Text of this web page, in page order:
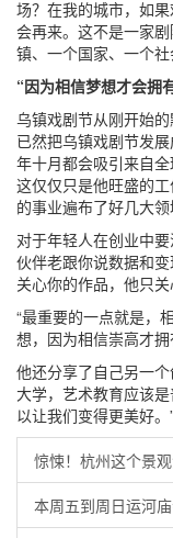
场？在我的城市，如
会再来。这不是一家
镇、一个国家、一个
“因为相信梦想才会拥
乌镇戏剧节从刚开始
已然把乌镇戏剧节发
年十月都会吸引来自
这仅仅只是他旺盛的
的事业遍布了好几大领
对于年轻人在创业中
伙伴老跟你说数据和
关心你的作品，他只
“最重要的一点就是，
想，因为相信崇高才拥
他还分享了自己另一
大学，艺术教育应该
以让我们变得更美好。
惊悚！杭州这个景
本周五到周日运河